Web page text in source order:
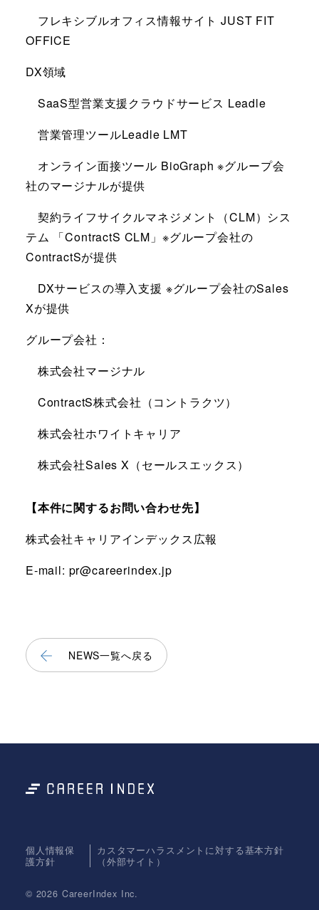
フレキシブルオフィス情報サイト JUST FIT
OFFICE
DX領域
SaaS型営業支援クラウドサービス Leadle
営業管理ツールLeadle LMT
オンライン面接ツール BioGraph ※グループ会
社のマージナルが提供
契約ライフサイクルマネジメント（CLM）シス
テム 「ContractS CLM」※グループ会社の
ContractSが提供
DXサービスの導入支援 ※グループ会社のSales
Xが提供
グループ会社：
株式会社マージナル
ContractS株式会社（コントラクツ）
株式会社ホワイトキャリア
株式会社Sales X（セールスエックス）
【本件に関するお問い合わせ先】
株式会社キャリアインデックス広報
E-mail: pr@careerindex.jp
NEWS一覧へ戻る
© 2026 CareerIndex Inc.
個人情報保
護方針
カスタマーハラスメントに対する基本方針
（外部サイト）